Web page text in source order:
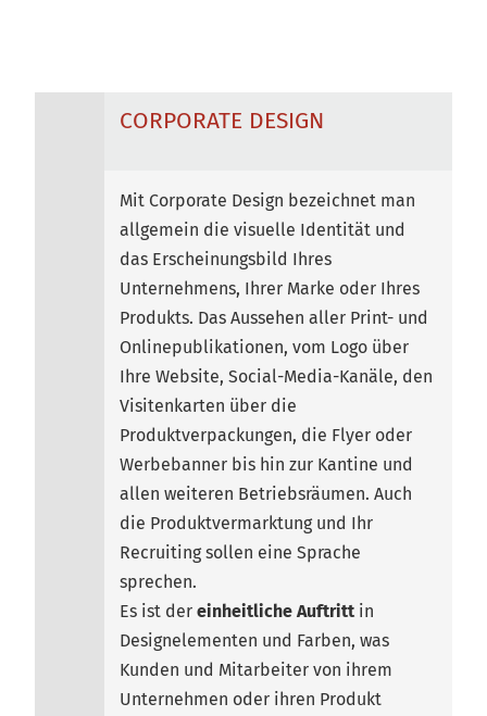
CORPORATE DESIGN
Mit Corporate Design bezeichnet man
allgemein die visuelle Identität und
das Erscheinungsbild Ihres
Unternehmens, Ihrer Marke oder Ihres
Produkts. Das Aussehen aller Print- und
Onlinepublikationen, vom Logo über
Ihre Website, Social-Media-Kanäle, den
Visitenkarten über die
Produktverpackungen, die Flyer oder
Werbebanner bis hin zur Kantine und
allen weiteren Betriebsräumen. Auch
die Produktvermarktung und Ihr
Recruiting sollen eine Sprache
sprechen.
Es ist der einheitliche Auftritt in
Designelementen und Farben, was
Kunden und Mitarbeiter von ihrem
Unternehmen oder ihren Produkt